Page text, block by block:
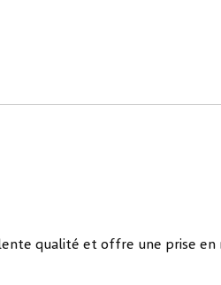
qualité et offre une prise en